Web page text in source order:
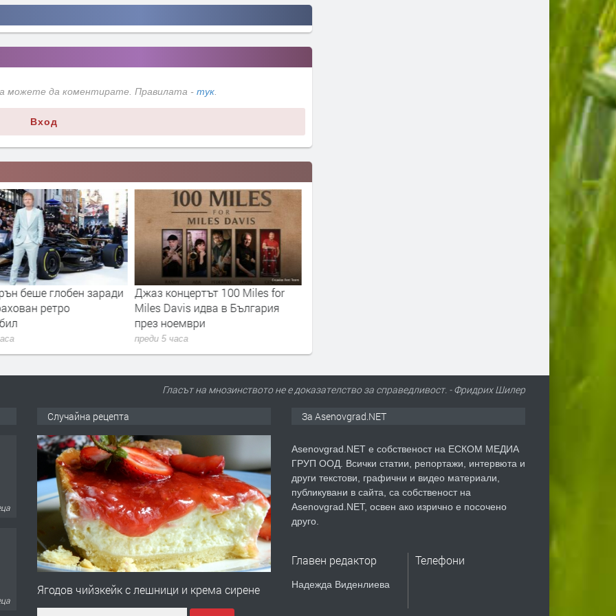
можете да коментирате. Правилата - тук.
Вход
беше глобен заради
ретро
Джаз концертът 100 Miles for
Miles Davis идва в България
през ноември
преди 5 часа
Glenn Hughes прекратява
Гласът на мнозинството не е доказателство за справедливост. - Фридрих Шилер
Случайна рецепта
Ягодов чийзкейк с лешници и крема сирене
За Asenovgrad.NET
Asenovgrad.NET е собственост на ЕСКОМ МЕДИА
ГРУП ООД. Всички статии, репортажи, интервюта и
други текстови, графични и видео материали,
публикувани в сайта, са собственост на
Asenovgrad.NET, освен ако изрично е посочено
друго.
Главен редактор
Надежда Виденлиева
Телефони